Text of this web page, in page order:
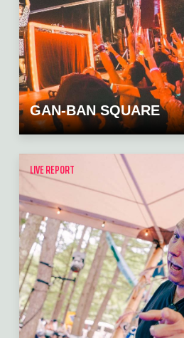
GAN-BAN SQUARE
LIVE REPORT